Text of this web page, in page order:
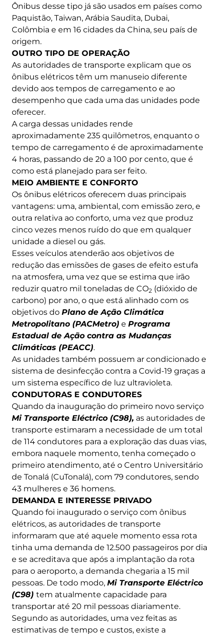
Ônibus desse tipo já são usados ​​em países como
Paquistão, Taiwan, Arábia Saudita, Dubai,
Colômbia e em 16 cidades da China, seu país de
origem.
OUTRO TIPO DE OPERAÇÃO
As autoridades de transporte explicam que os
ônibus elétricos têm um manuseio diferente
devido aos tempos de carregamento e ao
desempenho que cada uma das unidades pode
oferecer.
A carga dessas unidades rende
aproximadamente 235 quilômetros, enquanto o
tempo de carregamento é de aproximadamente
4 horas, passando de 20 a 100 por cento, que é
como está planejado para ser feito.
MEIO AMBIENTE E CONFORTO
Os ônibus elétricos oferecem duas principais
vantagens: uma, ambiental, com emissão zero, e
outra relativa ao conforto, uma vez que produz
cinco vezes menos ruído do que em qualquer
unidade a diesel ou gás.
Esses veículos atenderão aos objetivos de
redução das emissões de gases de efeito estufa
na atmosfera, uma vez que se estima que irão
reduzir quatro mil toneladas de CO2 (dióxido de
carbono) por ano, o que está alinhado com os
objetivos do Plano de Ação Climática
Metropolitano (PACMetro) e Programa
Estadual de Ação contra as Mudanças
Climáticas (PEACC).
As unidades também possuem ar condicionado e
sistema de desinfecção contra a Covid-19 graças a
um sistema específico de luz ultravioleta.
CONDUTORAS E CONDUTORES
Quando da inauguração do primeiro novo serviço
Mi Transporte Eléctrico (C98), as autoridades de
transporte estimaram a necessidade de um total
de 114 condutores para a exploração das duas vias,
embora naquele momento, tenha começado o
primeiro atendimento, até o Centro Universitário
de Tonalá (CuTonalá), com 79 condutores, sendo
43 mulheres e 36 homens.
DEMANDA E INTERESSE PRIVADO
Quando foi inaugurado o serviço com ônibus
elétricos, as autoridades de transporte
informaram que até aquele momento essa rota
tinha uma demanda de 12.500 passageiros por dia
e se acreditava que após a implantação da rota
para o aeroporto, a demanda chegaria a 15 mil
pessoas. De todo modo, Mi Transporte Eléctrico
(C98) tem atualmente capacidade para
transportar até 20 mil pessoas diariamente.
Segundo as autoridades, uma vez feitas as
estimativas de tempo e custos, existe a